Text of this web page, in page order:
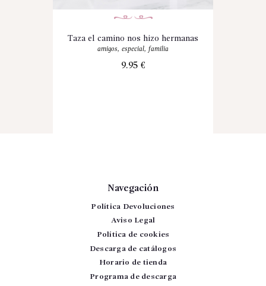
Taza el camino nos hizo hermanas
amigos, especial, familia
9.95 €
Navegación
Política Devoluciones
Aviso Legal
Política de cookies
Descarga de catálogos
Horario de tienda
Programa de descarga